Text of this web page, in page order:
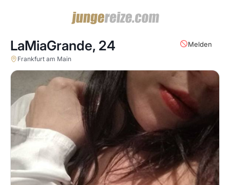
Melden
LaMiaGrande, 24
Frankfurt am Main